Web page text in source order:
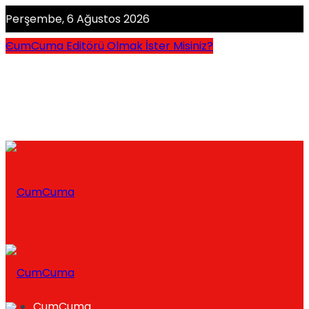
Perşembe, 6 Ağustos 2026
CumCuma Editörü Olmak İster Misiniz?